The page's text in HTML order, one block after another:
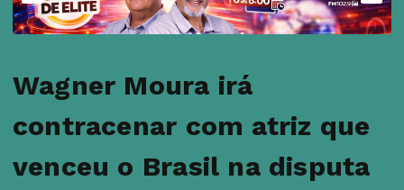
Wagner Moura irá
contracenar com atriz que
venceu o Brasil na disputa